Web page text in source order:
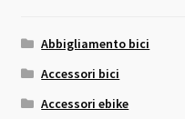
Abbigliamento bici
Accessori bici
Accessori ebike